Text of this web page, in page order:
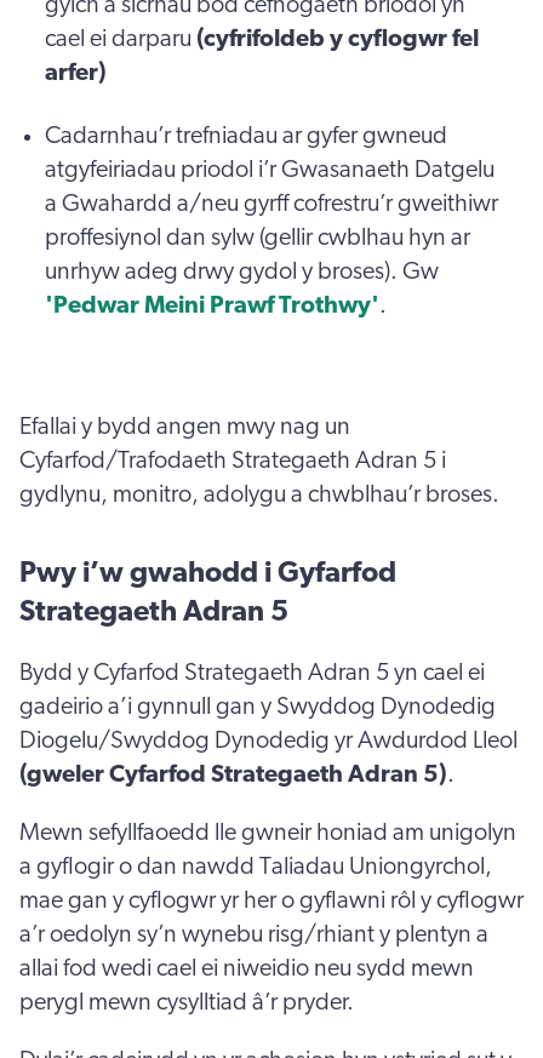
cael ei darparu (cyfrifoldeb y cyflogwr fel
arfer)
Cadarnhau’r trefniadau ar gyfer gwneud
atgyfeiriadau priodol i’r Gwasanaeth Datgelu
a Gwahardd a/neu gyrff cofrestru’r gweithiwr
proffesiynol dan sylw (gellir cwblhau hyn ar
unrhyw adeg drwy gydol y broses). Gw
'Pedwar Meini Prawf Trothwy' .
Efallai y bydd angen mwy nag un
Cyfarfod/Trafodaeth Strategaeth Adran 5 i
gydlynu, monitro, adolygu a chwblhau’r broses.
Pwy i’w gwahodd i Gyfarfod
Strategaeth Adran 5
Bydd y Cyfarfod Strategaeth Adran 5 yn cael ei
gadeirio a’i gynnull gan y Swyddog Dynodedig
Diogelu/Swyddog Dynodedig yr Awdurdod Lleol
(gweler Cyfarfod Strategaeth Adran 5).
Mewn sefyllfaoedd lle gwneir honiad am unigolyn
a gyflogir o dan nawdd Taliadau Uniongyrchol,
mae gan y cyflogwr yr her o gyflawni rôl y cyflogwr
a’r oedolyn sy’n wynebu risg/rhiant y plentyn a
allai fod wedi cael ei niweidio neu sydd mewn
perygl mewn cysylltiad â’r pryder.